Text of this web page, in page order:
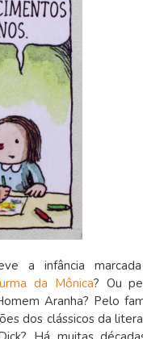
a infância
da Mônica? Ou
Aranha? Pelo
dos clássicos da